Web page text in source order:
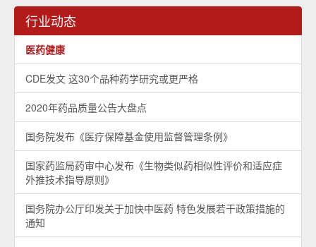
行业动态
医药健康
CDE发文 这30个品种药学研究或更严格
2020年药品质量公告大盘点
国务院发布《医疗保障基金使用监督管理条例》
国家药监局药审中心发布《生物类似药相似性评价和适应症
外推技术指导原则》
国务院办公厅印发关于加快中医药 特色发展若干政策措施的
通知